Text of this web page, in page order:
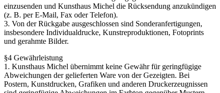
einzusenden und Kunsthaus Michel die Rücksendung anzukündigen
(z. B. per E-Mail, Fax oder Telefon).
3. Von der Rückgabe ausgeschlossen sind Sonderanfertigungen,
insbesondere Individualdrucke, Kunstreproduktionen, Fotoprints
und gerahmte Bilder.
§4 Gewährleistung
1. Kunsthaus Michel übernimmt keine Gewähr für geringfügige
Abweichungen der gelieferten Ware von der Gezeigten. Bei
Postern, Kunstdrucken, Grafiken und anderen Druckerzeugnissen